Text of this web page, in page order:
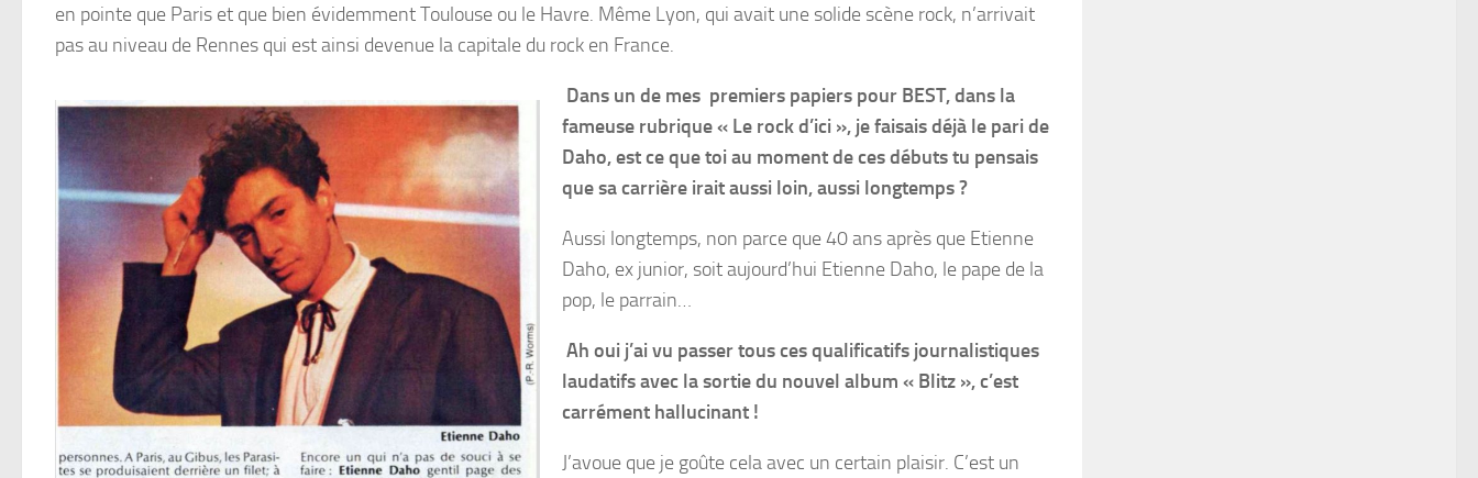
en pointe que Paris et que bien évidemment Toulouse ou le Havre. Même Lyon, qui avait une solide scène rock, n’arrivait
pas au niveau de Rennes qui est ainsi devenue la capitale du rock en France.
Dans un de mes premiers papiers pour BEST, dans la
fameuse rubrique « Le rock d’ici », je faisais déjà le pari de
Daho, est ce que toi au moment de ces débuts tu pensais
que sa carrière irait aussi loin, aussi longtemps ?
Aussi longtemps, non parce que 40 ans après que Etienne
Daho, ex junior, soit aujourd’hui Etienne Daho, le pape de la
pop, le parrain…
Ah oui j’ai vu passer tous ces qualificatifs journalistiques
laudatifs avec la sortie du nouvel album « Blitz », c’est
carrément hallucinant !
J’avoue que je goûte cela avec un certain plaisir. C’est un